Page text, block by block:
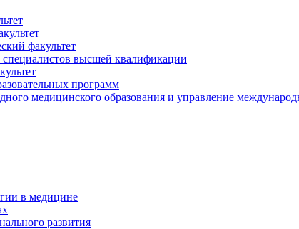
факультет
специалистов высшей квалификации
программ
медицинского образования и управление
в медицине
развития